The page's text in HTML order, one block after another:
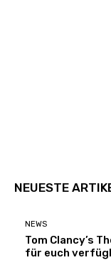
NEUESTE
NEWS
Tom Clancy’s
für euch